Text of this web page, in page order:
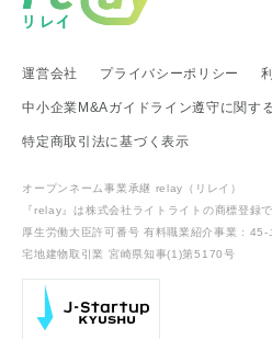
愛知県 事業承継・引継ぎ支援センター
滋賀県 事業承継・引継ぎ支援センター
滋賀県 多賀町
中国・四国地方
中国経済産業局 鳥取県
運営会社 プライバシーポリシー
中小企業M&Aガイドライン遵守に関す
特定商取引法に基づく表示
オープンネーム事業承継 relay（リレイ）
『relay』は株式会社ライトライトの商標登録
厚生労働大臣許可番号 有料職業紹介事業 :
宅地建物取引業 宮崎県知事(1)第5170号